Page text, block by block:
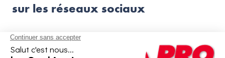
sur les réseaux sociaux